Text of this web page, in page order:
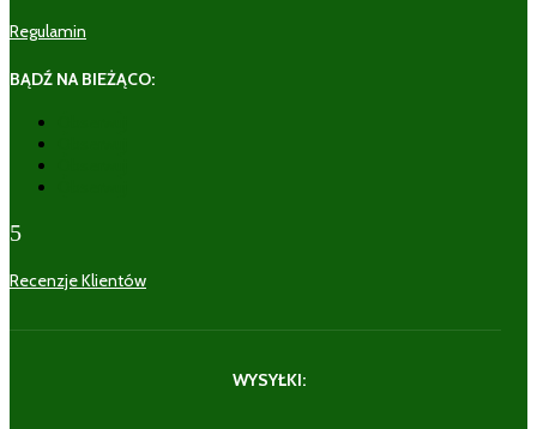
Regulamin
BĄDŹ NA BIEŻĄCO:
5
Recenzje Klientów
WYSYŁKI: